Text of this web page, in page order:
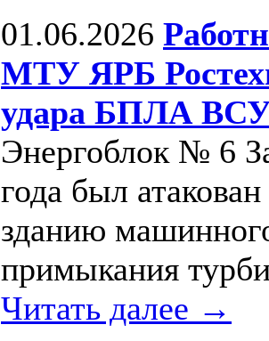
01.06.2026
МТУ ЯРБ
удара БПЛА
Энергоблок № 6
года был
зданию
примыкания
Читать далее →